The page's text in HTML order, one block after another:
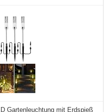
Gartenleuchtung mit Erdspieß